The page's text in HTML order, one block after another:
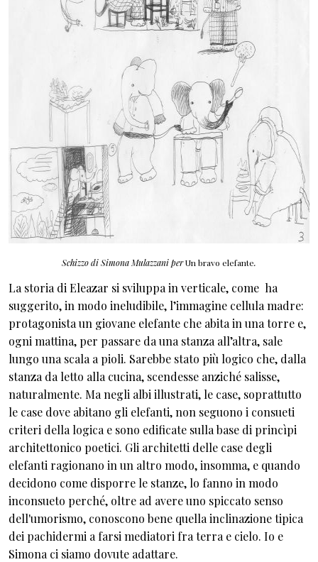
Schizzo di Simona Mulazzani perUn bravo elefante.
La storia di Eleazar si sviluppa in verticale, come ha
suggerito, in modo ineludibile, l’immagine cellula madre:
protagonista un giovane elefante che abita in una torre e,
ogni mattina, per passare da una stanza all’altra, sale
lungo una scala a pioli. Sarebbe stato più logico che, dalla
stanza da letto alla cucina, scendesse anziché salisse,
naturalmente. Ma negli albi illustrati, le case, soprattutto
le case dove abitano gli elefanti, non seguono i consueti
criteri della logica e sono edificate sulla base di princìpi
architettonico poetici. Gli architetti delle case degli
elefanti ragionano in un altro modo, insomma, e quando
decidono come disporre le stanze, lo fanno in modo
inconsueto perché, oltre ad avere uno spiccato senso
dell'umorismo, conoscono bene quella inclinazione tipica
dei pachidermi a farsi mediatori fra terra e cielo. Io e
Simona ci siamo dovute adattare.